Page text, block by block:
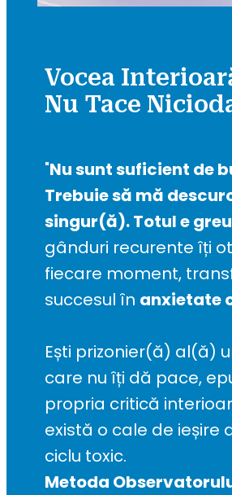
Vocea
Nu Tace
"Nu sunt suficient de
Trebuie să mă
singur(ă). Totul e
gânduri recurente îți
fiecare moment,
succesul în anxietate
Ești prizonier(ă) al(ă)
care nu îți dă pace,
propria critică
există o cale de ieșire
ciclu toxic.
Metoda